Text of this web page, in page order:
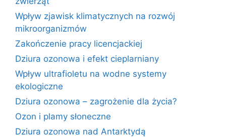
Wpływ zjawisk klimatycznych na rozwój
mikroorganizmów
Zakończenie pracy licencjackiej
Dziura ozonowa i efekt cieplarniany
Wpływ ultrafioletu na wodne systemy
ekologiczne
Dziura ozonowa – zagrożenie dla życia?
Ozon i plamy słoneczne
Dziura ozonowa nad Antarktydą